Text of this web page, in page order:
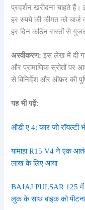
प्रदर्शन खरीदना चाहते
हर रुपये की कीमत को
हर दिन कठिन रास्तों से
अस्वीकरण: इस लेख में दी
और प्रामाणिक स्रोतों पर
से विनिर्देश और ऑफ़र की
यह भी पढ़ें:
ऑडी ए 4: कार जो रॉयल्टी
यामाहा R15 V4 ने एक
लाख के लिए आया
BAJAJ PULSAR 125 में
लुक के साथ बाइक को